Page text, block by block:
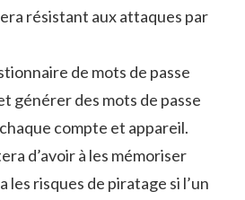
⁢résistant aux attaques par
de mots⁢ de passe⁣
générer ​des ‌mots de passe
compte et appareil.
d’avoir à les mémoriser
les risques‍ de ‍piratage si l’un